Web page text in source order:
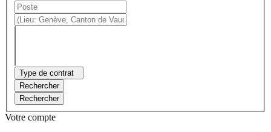
Type de contrat
Rechercher
Rechercher
Votre compte